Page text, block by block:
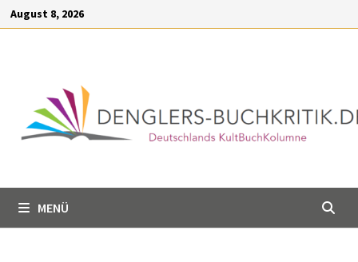
springen
August 8, 2026
MENÜ